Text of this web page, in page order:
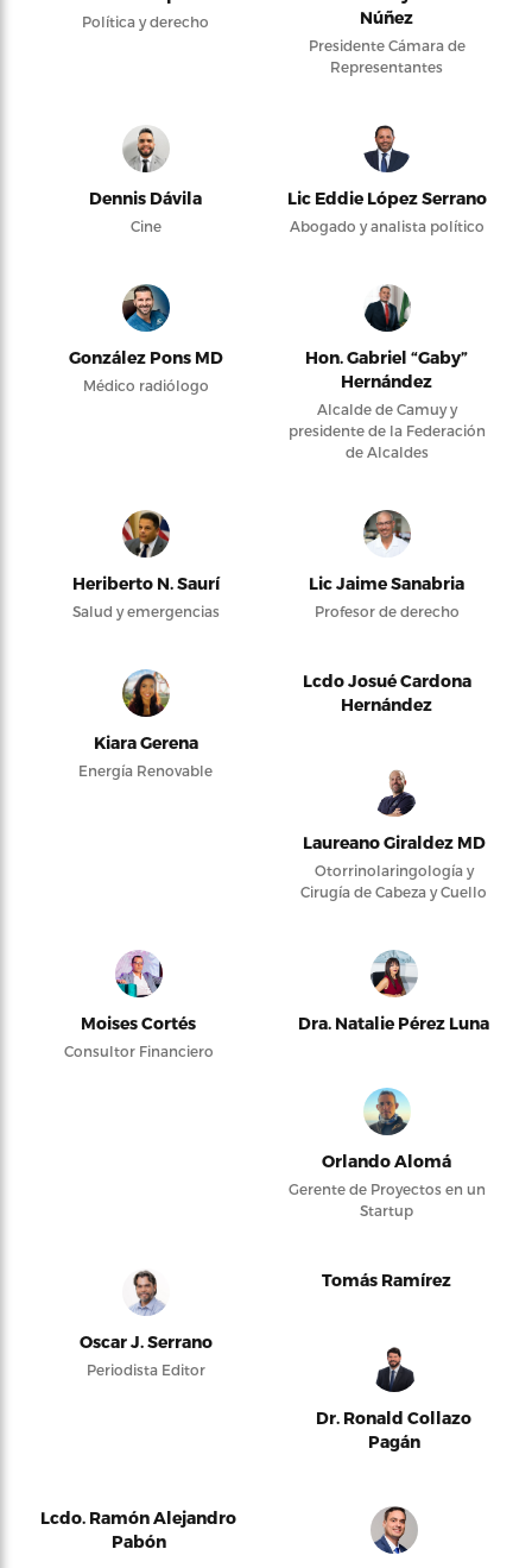
Política y derecho
Núñez
Presidente Cámara de
Representantes
Dennis Dávila
Cine
Lic Eddie López Serrano
Abogado y analista político
González Pons MD
Médico radiólogo
Hon. Gabriel “Gaby”
Hernández
Alcalde de Camuy y
presidente de la Federación
de Alcaldes
Heriberto N. Saurí
Salud y emergencias
Lic Jaime Sanabria
Profesor de derecho
Kiara Gerena
Energía Renovable
Lcdo Josué Cardona
Hernández
Laureano Giraldez MD
Otorrinolaringología y
Cirugía de Cabeza y Cuello
Moises Cortés
Consultor Financiero
Dra. Natalie Pérez Luna
Orlando Alomá
Gerente de Proyectos en un
Startup
Oscar J. Serrano
Periodista Editor
Tomás Ramírez
Dr. Ronald Collazo
Pagán
Lcdo. Ramón Alejandro
Pabón